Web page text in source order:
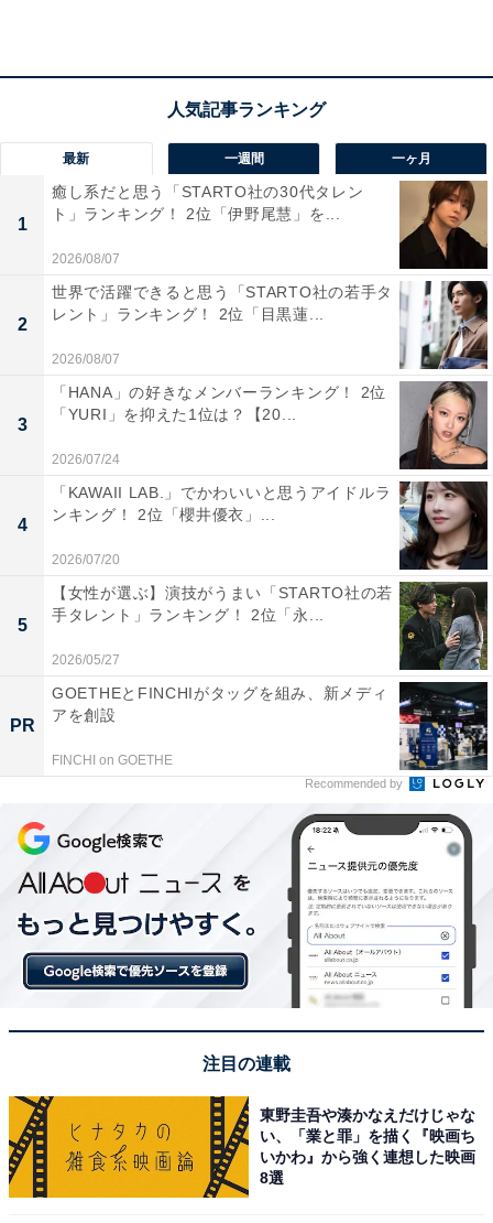
1位：サラダホープ（亀田製菓）／50票
1位に輝いたのは、亀田製菓の「サラダホープ」でし
た。米どころ新潟で長年愛されている、地域限定のあら
れです。サクサクと軽い食感と、程よい塩味が効いたク
セになる味わいが特徴。個包装で分けやすく、新潟県外
ではなかなか手に入らない希少性も手伝って、お土産と
回答者からは「様々な味があり、食べた感じも軽くおい
しく、手が止まらなくなるほどだったので、また食べた
い」（30代女性／福島県）、「新潟で長年愛されるロン
グセラー米菓で、サクサクの軽い食感と程よい塩味が特
徴の一口サイズのおせんべいです」（20代男性／福井
県）、「米どころ新潟のおせんべい菓子の中でも、ダン
トツに美味しいお菓子だと思うから。味のバリエーショ
ンもあって楽しい」（20代女性／東京都）といった声が
集まりました。
※回答者からのコメントは原文ママです
※記事内容は執筆時点のものです。最新の内容をご確認
ください
次ページ 10位までのランキング結果を見る
最新 一週間 一ヶ月
1
癒し系だと思う「STARTO社の30代タレン
ト」ランキング！ 2位「伊野尾慧」を...
2026/08/07
2
世界で活躍できると思う「STARTO社の若手タ
レント」ランキング！ 2位「目黒蓮...
2026/08/07
3
「HANA」の好きなメンバーランキング！ 2位
「YURI」を抑えた1位は？【20...
2026/07/24
4
「KAWAII LAB.」でかわいいと思うアイドルラ
ンキング！ 2位「櫻井優衣」...
2026/07/20
5
【女性が選ぶ】演技がうまい「STARTO社の若
手タレント」ランキング！ 2位「永...
2026/05/27
PR
GOETHEとFINCHIがタッグを組み、新メディ
アを創設
FINCHI on GOETHE
Recommended by
注目の連載
東野圭吾や湊かなえだけじゃな
い、「業と罪」を描く『映画ち
いかわ』から強く連想した映画
8選